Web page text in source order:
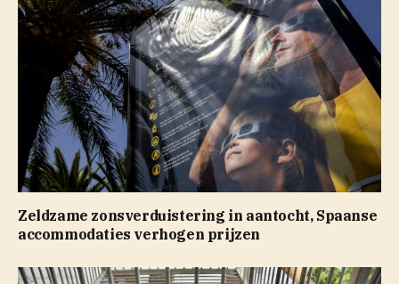
Zeldzame zonsverduistering in aantocht, Spaanse
accommodaties verhogen prijzen